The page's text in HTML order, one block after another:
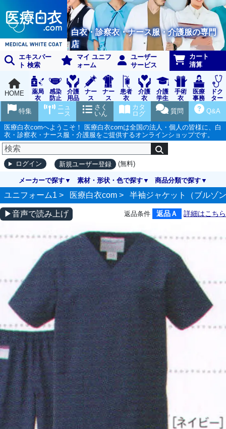
白衣・診察衣・ナース服・介護服の専門
店
エキスパー
ト 検索
マイ ユニフ
ォーム
ユーザー
サービス
カート
清算
HOME
薬局
衣
感染
防止
用品
介護
用品
ナー
ス
グッ
ズ
ナー
ス
ウェ
ア
患者
衣
介護
衣
介護
学生
実習
衣
手術
衣
医療
事務
受付
ドク
ター
ア
Q&A
質問
カタ
ログ
さく
いん
ニュ
ース
特集
医療白衣comへようこそ！ 医療白衣comは全国の法人・個人の皆様に、白
衣・診察衣・ナース服・介護服をご提供するオンラインショップです。
ログイン 新規ユーザー登録 (無料)
メーカーで探す 素材・形状・色で探す 商品分類で探す
ユニフォーム1 > 医療白衣com > 半袖ジャケット（ブルゾ
▶音声で読み上げ 返品条件 返品Ａ 詳細はこちら